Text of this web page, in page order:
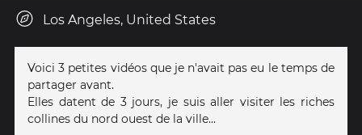
Los Angeles, United States
Voici 3 petites vidéos que je n'avait pas eu le temps de
partager avant.
Elles datent de 3 jours, je suis aller visiter les riches
collines du nord ouest de la ville...